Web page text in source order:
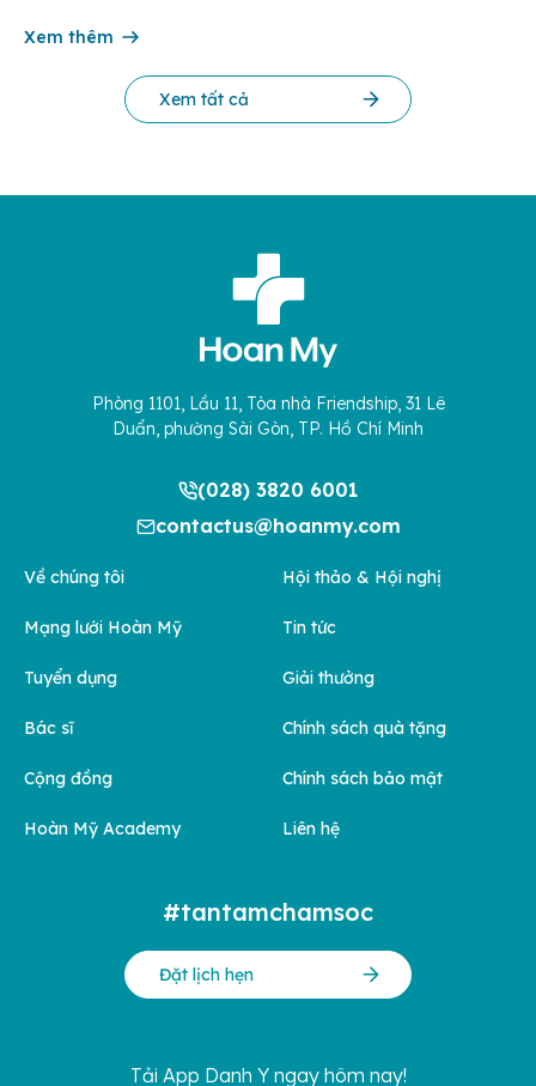
nhận đến tám ca tử vong do […]
Xem thêm
Xem tất cả
Phòng 1101, Lầu 11, Tòa nhà Friendship, 31 Lê
Duẩn, phường Sài Gòn, TP. Hồ Chí Minh
(028) 3820 6001
contactus@hoanmy.com
Về chúng tôi
Mạng lưới Hoàn Mỹ
Tuyển dụng
Bác sĩ
Cộng đồng
Hoàn Mỹ Academy
Hội thảo & Hội nghị
Tin tức
Giải thưởng
Chính sách quà tặng
Chính sách bảo mật
Liên hệ
#tantamchamsoc
Đặt lịch hẹn
Tải App Danh Y ngay hôm nay!